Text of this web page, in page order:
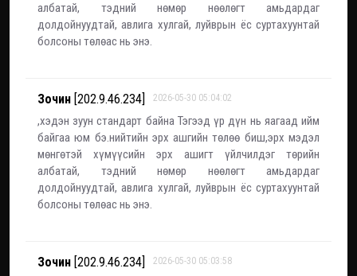
албатай, тэдний нөмөр нөөлөгт амьдардаг
долдойнуудтай, авлига хулгай, луйврын ёс суртахуунтай
болсоны төлөас нь энэ.
Зочин [202.9.46.234] 2026-05-30 05:04:02
,хэдэн зуун стандарт байна Тэгээд үр дүн нь яагаад ийм
байгаа юм бэ.нийтийн эрх ашгийн төлөө биш,эрх мэдэл
мөнгөтэй хүмүүсийн эрх ашигт үйлчилдэг төрийн
албатай, тэдний нөмөр нөөлөгт амьдардаг
долдойнуудтай, авлига хулгай, луйврын ёс суртахуунтай
болсоны төлөас нь энэ.
Зочин [202.9.46.234] 2026-05-30 05:03:58